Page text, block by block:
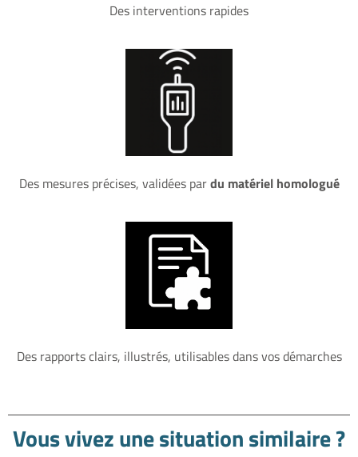
Des interventions rapides
Des mesures précises, validées pardu matériel homologué
Des rapports clairs, illustrés, utilisables dans vos démarches
Vous vivez une situation similaire ?